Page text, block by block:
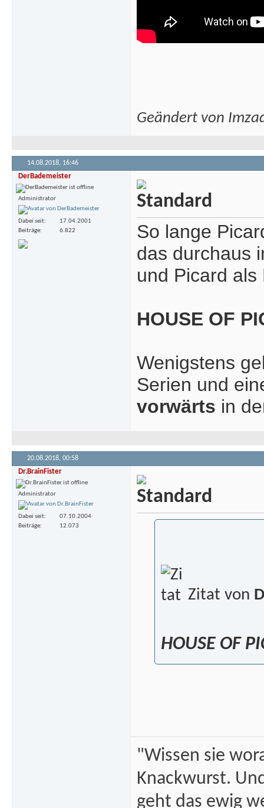
Geändert von
14.08.2018, 16:46
DerBademeister
Administrator
Dabei seit
17.04.2001
Beiträge
6.822
So lange
das durchaus
und Picard
HOUSE OF
Wenigstens
Serien und
vorwärts in
20.08.2018, 00:58
Dr.BrainFister
Administrator
Dabei seit
07.10.2004
Beiträge
12.073
Zitat von
HOUSE OF
"Wissen sie
Knackwurst.
geht das ewig